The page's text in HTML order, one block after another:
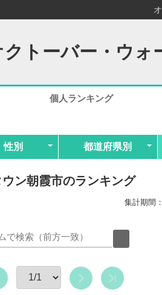
クトーバー・ウォ
個人ランキング
性別 都道府県別
ン朝霞市のランキング
集計期間